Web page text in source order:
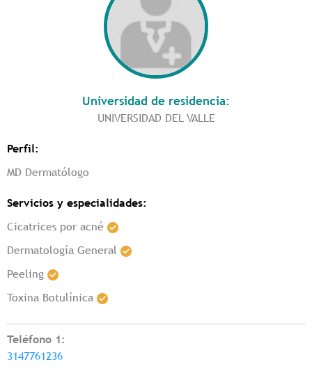
Universidad de residencia:
UNIVERSIDAD DEL VALLE
Perfil:
MD Dermatólogo
Servicios y especialidades:
Cicatrices por acné
Dermatología General
Peeling
Toxina Botulínica
Teléfono 1:
3147761236